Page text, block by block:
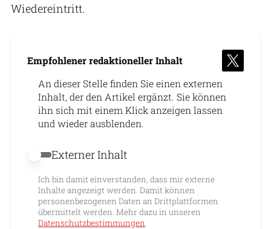
Wiedereintritt.
Empfohlener redaktioneller Inhalt
An dieser Stelle finden Sie einen externen
Inhalt, der den Artikel ergänzt. Sie können
ihn sich mit einem Klick anzeigen lassen
und wieder ausblenden.
Externer Inhalt erlauben
Externer Inhalt
Ich bin damit einverstanden, dass mir externe
Inhalte angezeigt werden. Damit können
personenbezogenen Daten an Drittplattformen
übermittelt werden. Mehr dazu in unseren
Datenschutzbestimmungen.